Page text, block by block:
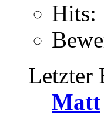
Hits:
Letzter
Matt